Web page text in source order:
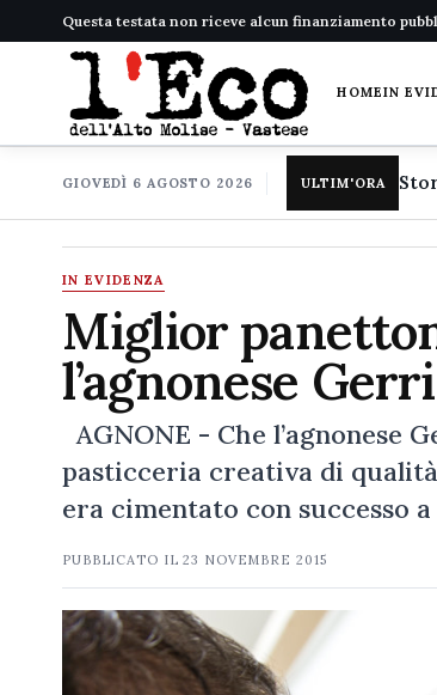
Questa testata non riceve alcun finanziamento
HOMEIN
GIOVEDÌ 6 AGOSTO 2026 ULTIM'ORA
IN EVIDENZA
Miglior
l’agnonese
AGNONE - Che l’agnonese
pasticceria creativa di
era cimentato con successo
PUBBLICATO IL23 NOVEMBRE 2015